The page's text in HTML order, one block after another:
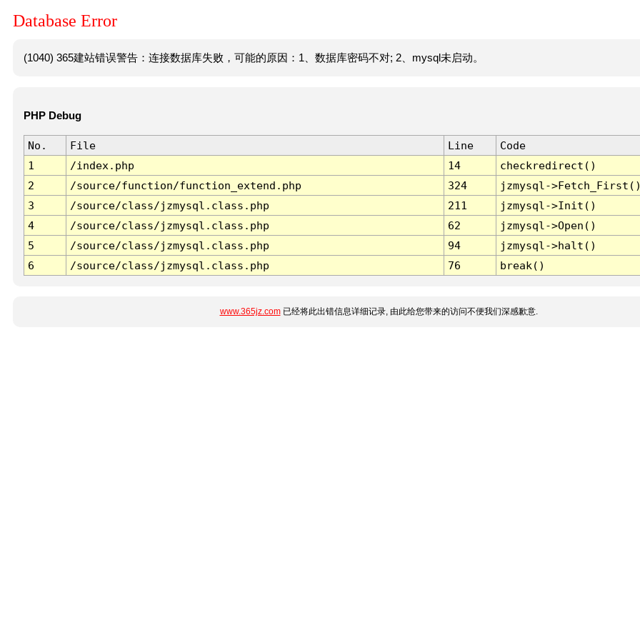
Database Error
(1040) 365建站错误警告：连接数据库失败，可能的原因：1、数据库密码不对; 2、mysql未启动。
PHP Debug
No. File Line
Code
1
/index.php 14
checkredirect()
2
/source/function/function_extend.php 324
jzmysql-
3
/source/class/jzmysql.class.php 211
jzmysql->Init()
4
/source/class/jzmysql.class.php 62
jzmysql->Open()
5
/source/class/jzmysql.class.php 94
jzmysql->halt()
6
/source/class/jzmysql.class.php 76 break()
www.365jz.com已经将此出错信息详细记录, 由此给您带来的访问不便我们深感歉意.